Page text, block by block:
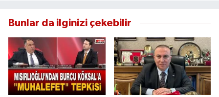
Bunlar da ilginizi çekebilir